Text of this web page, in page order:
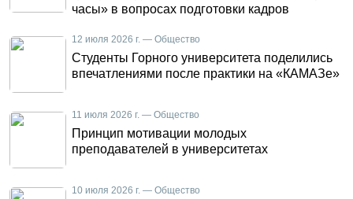
часы» в вопросах подготовки кадров
12 июля 2026 г. — Общество
Студенты Горного университета поделились
впечатлениями после практики на «КАМАЗе»
11 июля 2026 г. — Общество
Принцип мотивации молодых
преподавателей в университетах
10 июля 2026 г. — Общество